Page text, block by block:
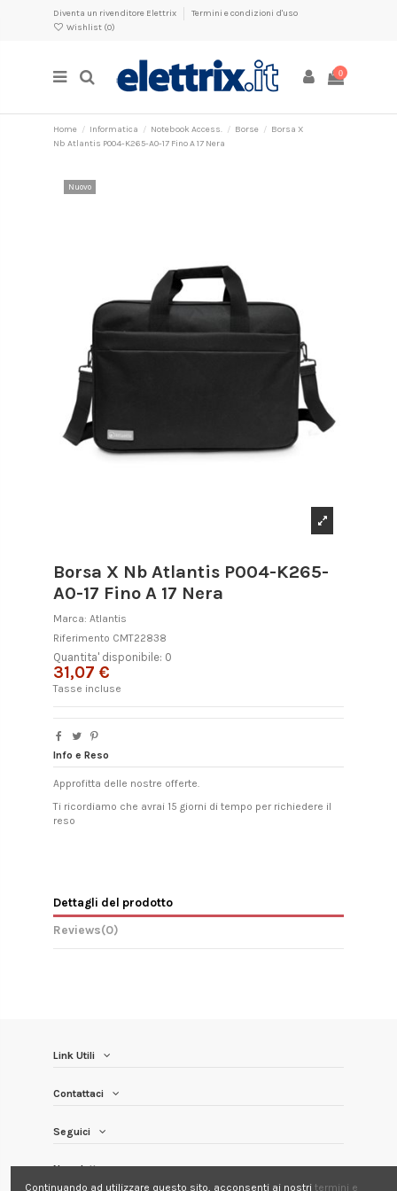
Diventa un rivenditore Elettrix
Termini e condizioni d'uso
Wishlist (0)
0
Home Informatica Notebook Access. Borse
Borsa X
Nb Atlantis P004-K265-A0-17 Fino A 17 Nera
Nuovo
Borsa X Nb Atlantis P004-K265-
A0-17 Fino A 17 Nera
Marca: Atlantis
Riferimento CMT22838
Quantita' disponibile: 0
31,07 €
Tasse incluse
Info e Reso
Approfitta delle nostre offerte.
Ti ricordiamo che avrai 15 giorni di tempo per richiedere il
reso
Dettagli del prodotto
Reviews(0)
Link Utili
Contattaci
Seguici
Newsletter
Continuando ad utilizzare questo sito, acconsenti ai nostri termini e